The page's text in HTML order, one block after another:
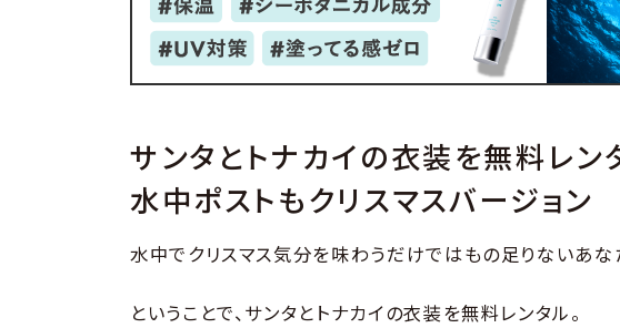
サンタとトナカイの衣装を無料レン
水中ポストもクリスマスバージョン
水中でクリスマス気分を味わうだけではもの足りないあな
ということで、サンタとトナカイの衣装を無料レンタル。